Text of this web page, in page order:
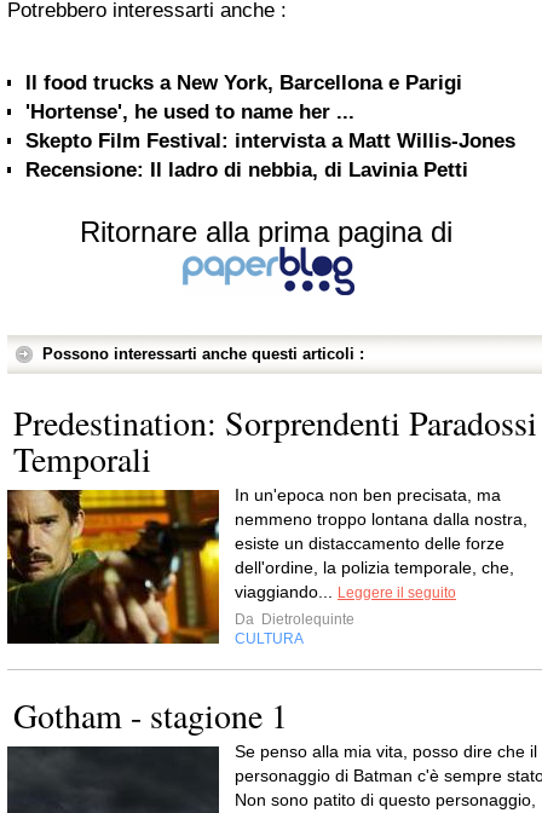
Potrebbero interessarti anche :
Il food trucks a New York, Barcellona e Parigi
'Hortense', he used to name her ...
Skepto Film Festival: intervista a Matt Willis-Jones
Recensione: Il ladro di nebbia, di Lavinia Petti
Ritornare alla prima pagina di
Possono interessarti anche questi articoli :
Predestination: Sorprendenti Paradossi
Temporali
In un'epoca non ben precisata, ma
nemmeno troppo lontana dalla nostra,
esiste un distaccamento delle forze
dell'ordine, la polizia temporale, che,
viaggiando...
Leggere il seguito
Da Dietrolequinte
CULTURA
Gotham - stagione 1
Se penso alla mia vita, posso dire che il
personaggio di Batman c'è sempre
Non sono patito di questo personaggio,